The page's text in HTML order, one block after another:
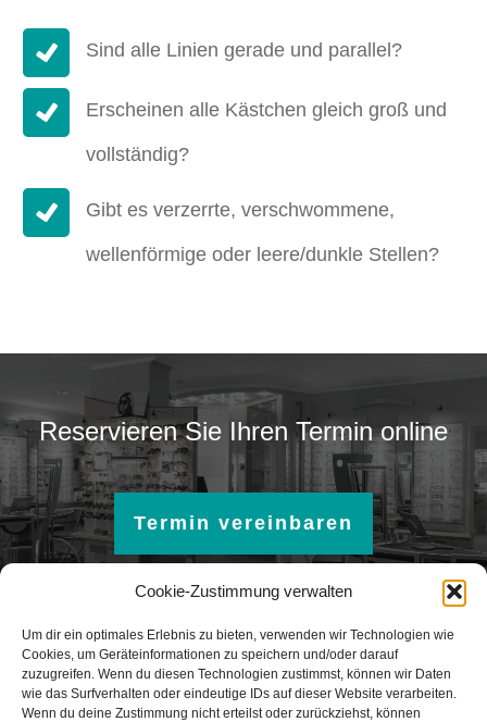
Cookie-Zustimmung verwalten
Um dir ein optimales Erlebnis zu bieten, verwenden wir Technologien wie
Cookies, um Geräteinformationen zu speichern und/oder darauf
zuzugreifen. Wenn du diesen Technologien zustimmst, können wir Daten
wie das Surfverhalten oder eindeutige IDs auf dieser Website verarbeiten.
Wenn du deine Zustimmung nicht erteilst oder zurückziehst, können
Sind alle Linien gerade und parallel?
Erscheinen alle Kästchen gleich groß und
vollständig?
Gibt es verzerrte, verschwommene,
wellenförmige oder leere/dunkle Stellen?
Reservieren Sie Ihren Termin online
Termin vereinbaren